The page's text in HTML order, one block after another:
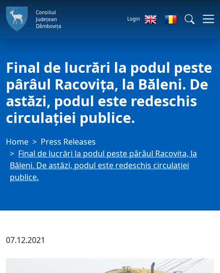
Consiliul
Județean
Dâmbovița
Login
Final de lucrări la podul peste
pârâul Racovița, la Băleni. De
astăzi, podul este redeschis
circulației publice.
Home
Press Releases
Final de lucrări la podul peste pârâul Racovița, la
Băleni. De astăzi, podul este redeschis circulației
publice.
07.12.2021